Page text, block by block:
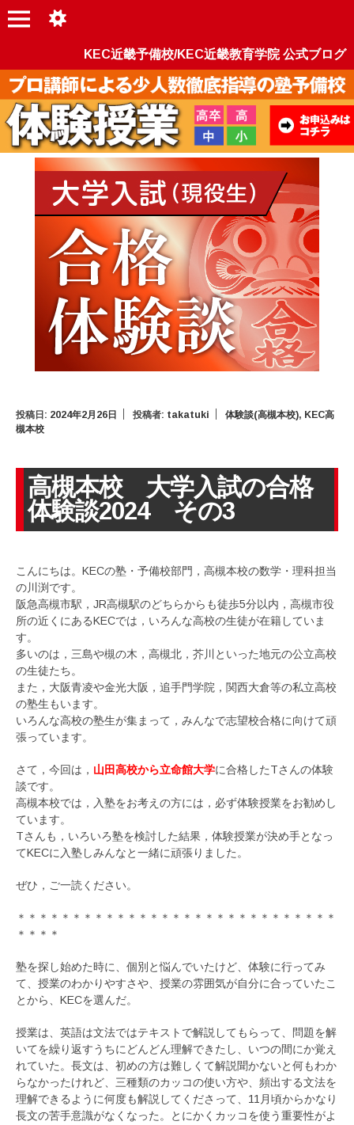
KEC近畿予備校/KEC近畿教育学院 公式ブログ
投稿日: 2024年2月26日 投稿者: takatuki 体験談(高槻本校), KEC高
槻本校
高槻本校 大学入試の合格
体験談2024 その3
こんにちは。KECの塾・予備校部門，高槻本校の数学・理科担当
の川渕です。
阪急高槻市駅，JR高槻駅のどちらからも徒歩5分以内，高槻市役
所の近くにあるKECでは，いろんな高校の生徒が在籍していま
す。
多いのは，三島や槻の木，高槻北，芥川といった地元の公立高校
の生徒たち。
また，大阪青凌や金光大阪，追手門学院，関西大倉等の私立高校
の塾生もいます。
いろんな高校の塾生が集まって，みんなで志望校合格に向けて頑
張っています。
さて，今回は， 山田高校から立命館大学に合格したTさんの体験
談です。
高槻本校では，入塾をお考えの方には，必ず体験授業をお勧めし
ています。
Tさんも，いろいろ塾を検討した結果，体験授業が決め手となっ
てKECに入塾しみんなと一緒に頑張りました。
ぜひ，ご一読ください。
＊＊＊＊＊＊＊＊＊＊＊＊＊＊＊＊＊＊＊＊＊＊＊＊＊＊＊＊＊
＊＊＊＊
塾を探し始めた時に、個別と悩んでいたけど、体験に行ってみ
て、授業のわかりやすさや、授業の雰囲気が自分に合っていたこ
とから、KECを選んだ。
授業は、英語は文法ではテキストで解説してもらって、問題を解
いてを繰り返すうちにどんどん理解できたし、いつの間にか覚え
れていた。長文は、初めの方は難しくて解説聞かないと何もわか
らなかったけれど、三種類のカッコの使い方や、頻出する文法を
理解できるように何度も解説してくださって、11月頃からかなり
長文の苦手意識がなくなった。とにかくカッコを使う重要性がよ